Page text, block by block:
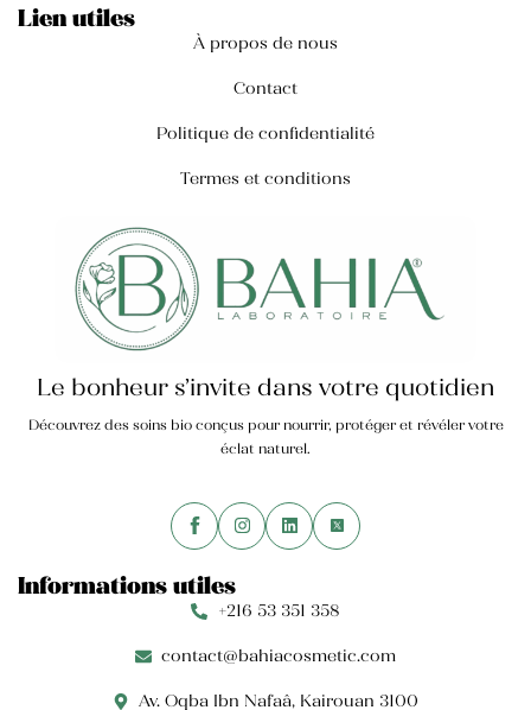
Lien utiles
À propos de nous
Contact
Politique de confidentialité
Termes et conditions
Le bonheur s’invite dans votre quotidien
Découvrez des soins bio conçus pour nourrir, protéger et révéler votre
éclat naturel.
Informations utiles
+216 53 351 358
contact@bahiacosmetic.com
Av. Oqba Ibn Nafaâ, Kairouan 3100